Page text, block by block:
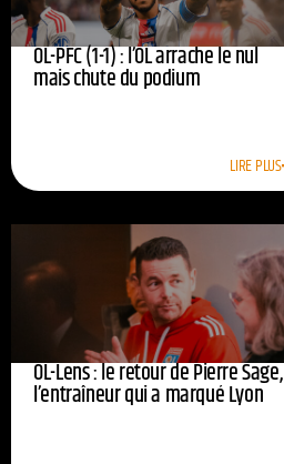
OL-PFC (1-1) : l’OL arrache le nul
mais chute du podium
LIRE PLUS
OL-Lens : le retour de Pierre Sage,
l’entraîneur qui a marqué Lyon